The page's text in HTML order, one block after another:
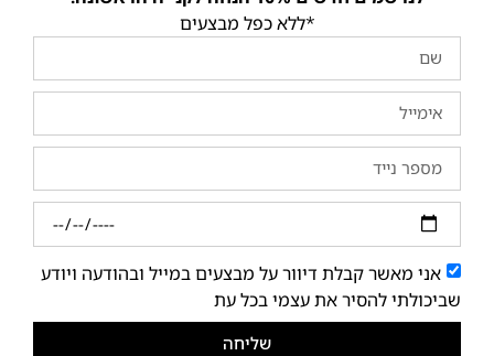
*ללא כפל מבצעים
אני מאשר קבלת דיוור על מבצעים במייל ובהודעה ויודע
שביכולתי להסיר את עצמי בכל עת
שליחה